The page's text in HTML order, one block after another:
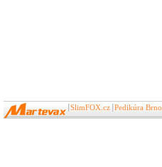
SlimFOX.cz Pedikúra Brno